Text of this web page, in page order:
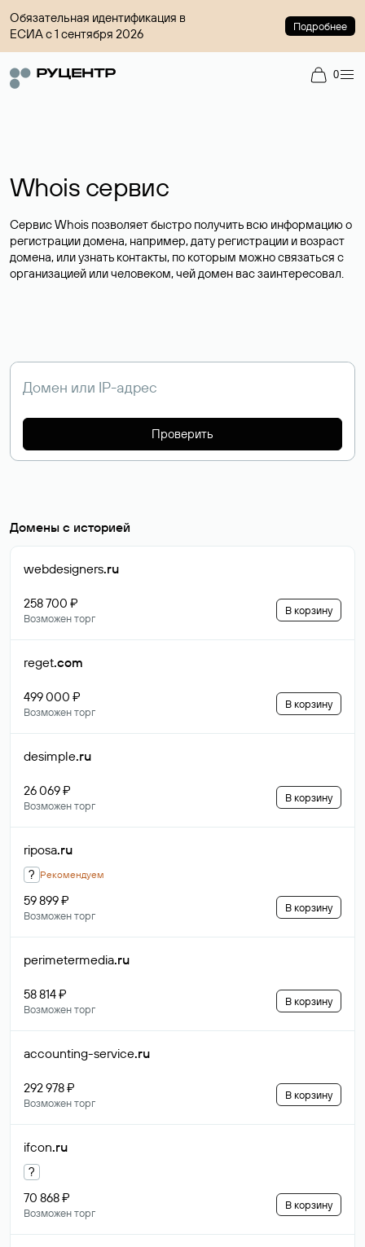
Обязательная идентификация в
ЕСИА с 1 сентября 2026
Подробнее
0
Whois сервис
Сервис Whois позволяет быстро получить всю информацию о
регистрации домена, например, дату регистрации и возраст
домена, или узнать контакты, по которым можно связаться с
организацией или человеком, чей домен вас заинтересовал.
Проверить
Домены с историей
webdesigners.ru
258 700 ₽
Возможен торг
В корзину
reget.com
499 000 ₽
Возможен торг
В корзину
desimple.ru
26 069 ₽
Возможен торг
В корзину
riposa.ru
? Рекомендуем
59 899 ₽
Возможен торг
В корзину
perimetermedia.ru
58 814 ₽
Возможен торг
В корзину
accounting-service.ru
292 978 ₽
Возможен торг
В корзину
ifcon.ru
?
70 868 ₽
Возможен торг
В корзину